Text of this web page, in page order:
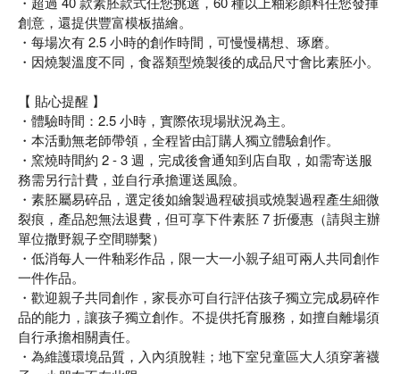
創意，還提供豐富模板描繪。
・每場次有 2.5 小時的創作時間，可慢慢構想、琢磨。
・因燒製溫度不同，食器類型燒製後的成品尺寸會比素胚小。
【 貼心提醒 】
・體驗時間：2.5 小時，實際依現場狀況為主。
・本活動無老師帶領，全程皆由訂購人獨立體驗創作。
・窯燒時間約 2 - 3 週，完成後會通知到店自取，如需寄送服
務需另行計費，並自行承擔運送風險。
・素胚屬易碎品，選定後如繪製過程破損或燒製過程產生細微
裂痕，產品恕無法退費，但可享下件素胚 7 折優惠（請與主辦
單位撒野親子空間聯繫）
・低消每人一件釉彩作品，限一大一小親子組可兩人共同創作
一件作品。
・歡迎親子共同創作，家長亦可自行評估孩子獨立完成易碎作
品的能力，讓孩子獨立創作。不提供托育服務，如擅自離場須
自行承擔相關責任。
・為維護環境品質，入內須脫鞋；地下室兒童區大人須穿著襪